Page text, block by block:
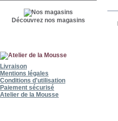
Découvrez nos magasins
Livraison
Mentions légales
Conditions d'utilisation
Paiement sécurisé
Atelier de la Mousse